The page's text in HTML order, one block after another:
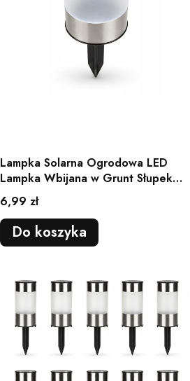
Lampka Solarna Ogrodowa LED
Lampka Wbijana w Grunt Słupek
Ogrodowy 1 szt.
Cena
6,99 zł
Do koszyka